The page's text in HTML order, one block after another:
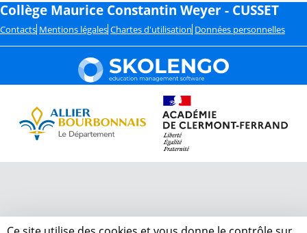
Collège Maurice Constantin Weyer - CUSSET
Contacts Mentions légales Chartes d'utilisation Données personnelles